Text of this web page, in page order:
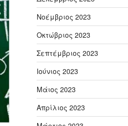
Νοέμβριος 2023
Οκτώβριος 2023
Σεπτέμβριος 2023
Ιούνιος 2023
Μάιος 2023
Απρίλιος 2023